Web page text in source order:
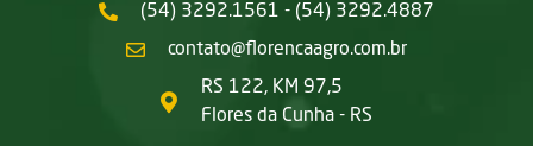
(54) 3292.1561 - (54) 3292.4887
contato@florencaagro.com.br
RS 122, KM 97,5
Flores da Cunha - RS